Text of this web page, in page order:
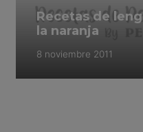
Recetas de
la naranja
8 noviembre 2011